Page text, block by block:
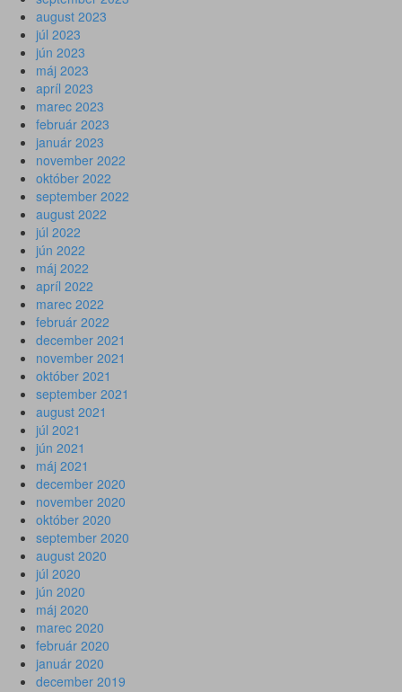
august 2023
júl 2023
jún 2023
máj 2023
apríl 2023
marec 2023
február 2023
január 2023
november 2022
október 2022
september 2022
august 2022
júl 2022
jún 2022
máj 2022
apríl 2022
marec 2022
február 2022
december 2021
november 2021
október 2021
september 2021
august 2021
júl 2021
jún 2021
máj 2021
december 2020
november 2020
október 2020
september 2020
august 2020
júl 2020
jún 2020
máj 2020
marec 2020
február 2020
január 2020
december 2019